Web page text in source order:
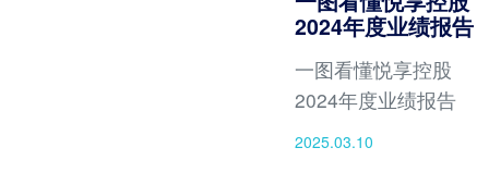
2024年度业绩报告
一图看懂悦享控股
2024年度业绩报告
2025.03.10